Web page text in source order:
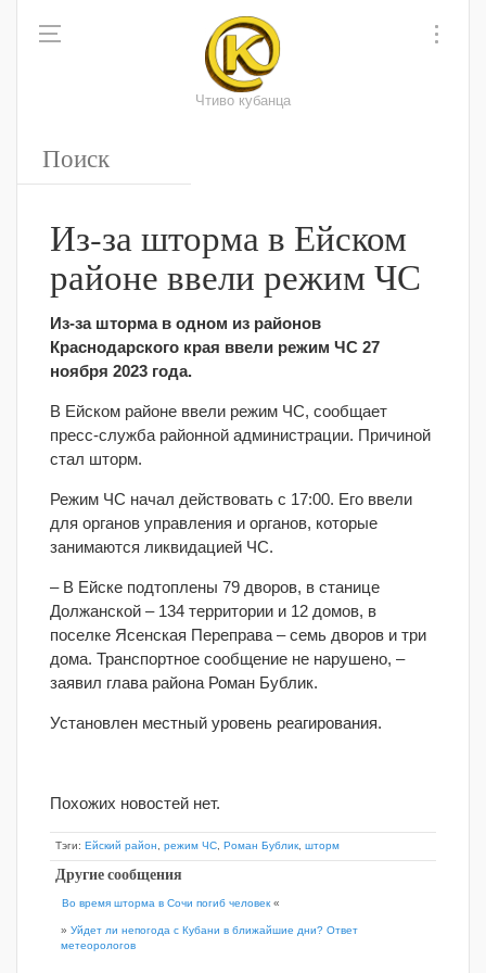
Чтиво кубанца
Из-за шторма в Ейском
районе ввели режим ЧС
Из-за шторма в одном из районов
Краснодарского края ввели режим ЧС 27
ноября 2023 года.
В Ейском районе ввели режим ЧС, сообщает
пресс-служба районной администрации. Причиной
стал шторм.
Режим ЧС начал действовать с 17:00. Его ввели
для органов управления и органов, которые
занимаются ликвидацией ЧС.
– В Ейске подтоплены 79 дворов, в станице
Должанской – 134 территории и 12 домов, в
поселке Ясенская Переправа – семь дворов и три
дома. Транспортное сообщение не нарушено, –
заявил глава района Роман Бублик.
Установлен местный уровень реагирования.
Похожих новостей нет.
Тэги: Ейский район режим ЧС Роман Бублик шторм
Другие сообщения
Во время шторма в Сочи погиб человек «
» Уйдет ли непогода с Кубани в ближайшие дни? Ответ
метеорологов